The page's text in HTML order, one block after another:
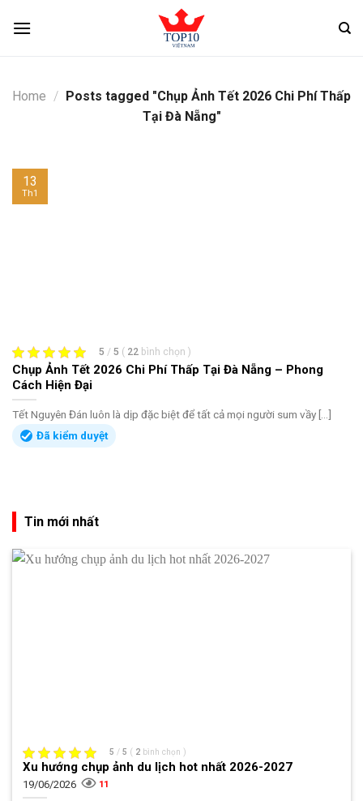
Home / Posts tagged "Chụp Ảnh Tết 2026 Chi Phí Thấp
Tại Đà Nẵng"
5 / 5 ( 22 bình chọn )
Chụp Ảnh Tết 2026 Chi Phí Thấp Tại Đà Nẵng – Phong
Cách Hiện Đại
Tết Nguyên Đán luôn là dịp đặc biệt để tất cả mọi người sum vầy [...]
Đã kiểm duyệt
13
Th1
Tin mới nhất
5 / 5 ( 2 bình chọn )
Xu hướng chụp ảnh du lịch hot nhất 2026-2027
19/06/2026 11